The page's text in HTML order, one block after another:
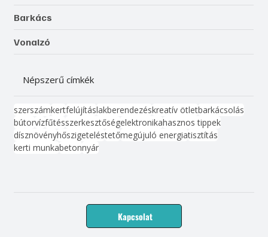
Barkács
Vonalzó
Népszerű címkék
szerszámkertfelújításlakberendezéskreatív ötletbarkácsolás
bútorvízfűtésszerkesztőségelektronikahasznos tippek
dísznövényhőszigeteléstetőmegújuló energiatisztítás
kerti munkabetonnyár
Kapcsolat